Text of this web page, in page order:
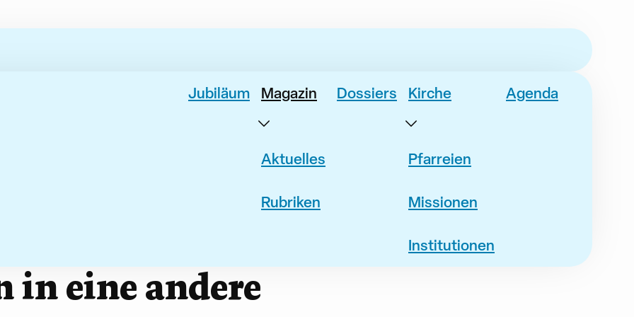
Jubiläum Magazin
Aktuelles
Rubriken
Dossiers Kirche
Pfarreien
Missionen
Institutionen
Agenda
in eine andere